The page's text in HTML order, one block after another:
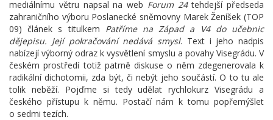
mediálnímu větru napsal na web Forum 24tehdejší předseda
zahraničního výboru Poslanecké sněmovny Marek Ženíšek (TOP
09) článek s titulkem Patříme na Západ a V4 do učebnic
dějepisu. Její pokračování nedává smysl. Text i jeho nadpis
nabízejí výborný odraz k vysvětlení smyslu a povahy Visegrádu. V
českém prostředí totiž patrně diskuse o něm zdegenerovala k
radikální dichotomii, zda být, či nebýt jeho součástí. O to tu ale
tolik neběží. Pojďme si tedy udělat rychlokurz Visegrádu a
českého přístupu k němu. Postačí nám k tomu popřemýšlet
o sedmi tezích.